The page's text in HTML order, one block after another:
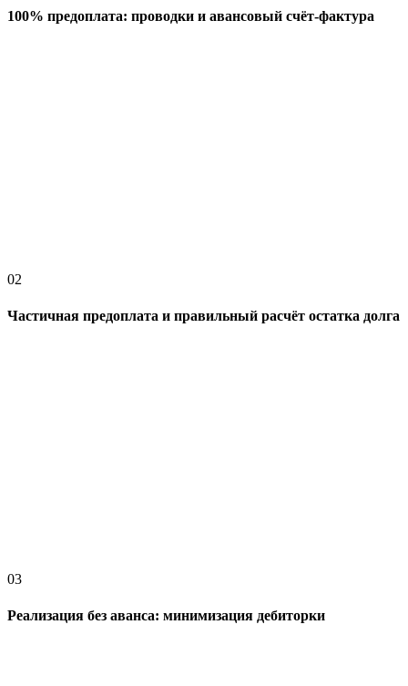
100% предоплата: проводки и авансовый счёт-фактура
02
Частичная предоплата и правильный расчёт остатка долга
03
Реализация без аванса: минимизация дебиторки